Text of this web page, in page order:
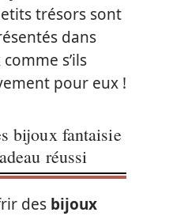
trésors sont
dans
s’ils
pour eux !
bijoux fantaisie
réussi
des bijoux